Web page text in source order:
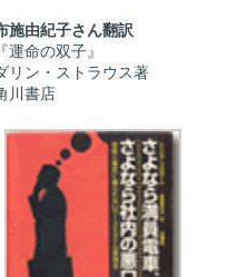
施由紀子さん翻訳
『運命の双子』
リン・ストラウス著
川書店